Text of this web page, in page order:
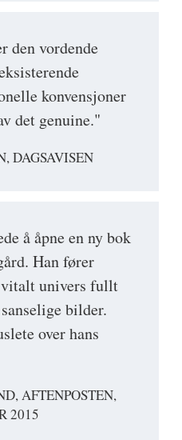
den vordende
konvensjoner
det genuine."
DAGSAVISEN
å åpne en ny bok
Han fører
univers fullt
bilder.
over hans
AFTENPOSTEN,
2015